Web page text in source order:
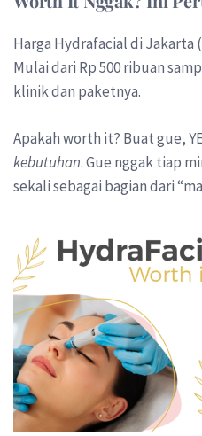
Harga Hydrafacial di Jakarta
Mulai dari Rp 500 ribuan
klinik dan paketnya.
Apakah worth it? Buat gue,
kebutuhan. Gue nggak tiap
sekali sebagai bagian dari